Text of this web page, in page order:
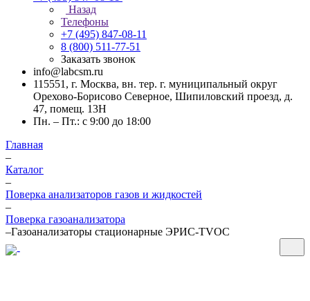
Назад
Телефоны
+7 (495) 847-08-11
8 (800) 511-77-51
Заказать звонок
info@labcsm.ru
115551, г. Москва, вн. тер. г. муниципальный округ
Орехово-Борисово Северное, Шипиловский проезд, д.
47, помещ. 13Н
Пн. – Пт.: с 9:00 до 18:00
Главная
–
Каталог
–
Поверка анализаторов газов и жидкостей
–
Поверка газоанализатора
–Газоанализаторы стационарные ЭРИС-TVOC